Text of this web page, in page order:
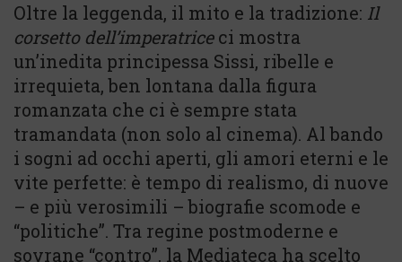
Oltre la leggenda, il mito e la tradizione: Il
corsetto dell’imperatriceci mostra
un’inedita principessa Sissi, ribelle e
irrequieta, ben lontana dalla figura
romanzata che ci è sempre stata
tramandata (non solo al cinema). Al bando
i sogni ad occhi aperti, gli amori eterni e le
vite perfette: è tempo di realismo, di nuove
– e più verosimili – biografie scomode e
“politiche”. Tra regine postmoderne e
sovrane “contro”, la Mediateca ha scelto